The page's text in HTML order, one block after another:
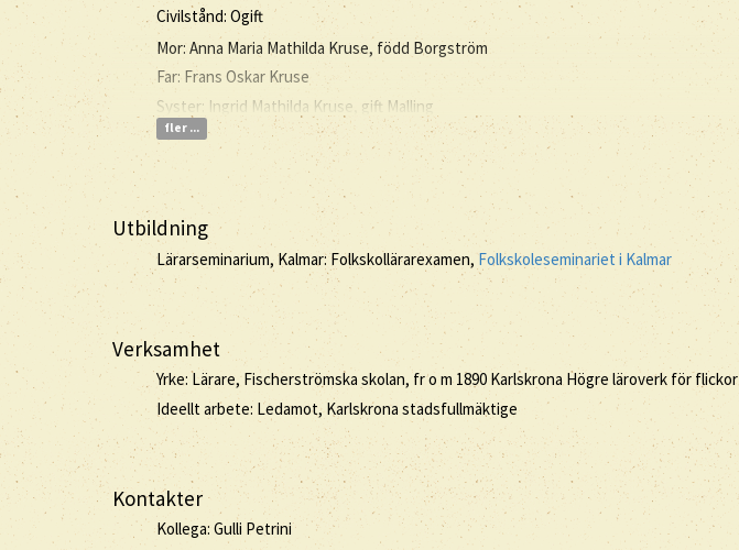
Civilstånd: Ogift
Mor: Anna Maria Mathilda Kruse, född Borgström
Far: Frans Oskar Kruse
Syster: Ingrid Mathilda Kruse, gift Malling
fler ...
Utbildning
Lärarseminarium, Kalmar: Folkskollärarexamen, Folkskoleseminariet i Kalmar
Verksamhet
Yrke: Lärare, Fischerströmska skolan, fr o m 1890 Karlskrona Högre läroverk för flickor
Ideellt arbete: Ledamot, Karlskrona stadsfullmäktige
Kontakter
Kollega: Gulli Petrini